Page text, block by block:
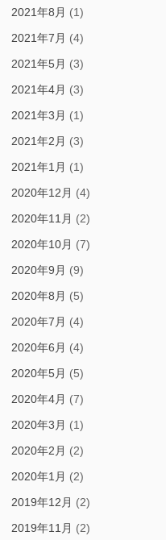
2021年8月 (1)
2021年7月 (4)
2021年5月 (3)
2021年4月 (3)
2021年3月 (1)
2021年2月 (3)
2021年1月 (1)
2020年12月 (4)
2020年11月 (2)
2020年10月 (7)
2020年9月 (9)
2020年8月 (5)
2020年7月 (4)
2020年6月 (4)
2020年5月 (5)
2020年4月 (7)
2020年3月 (1)
2020年2月 (2)
2020年1月 (2)
2019年12月 (2)
2019年11月 (2)